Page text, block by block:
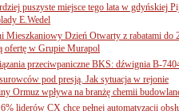
puszyste miejsce tego lata w gdyńskiej
E.Wedel
Mieszkaniowy Dzień Otwarty z rabatami do
ofertę w Grupie Murapol
przeciwpaniczne BKS: dźwignia B-
pod presją. Jak sytuacja w rejonie
Ormuz wpływa na branżę chemii
liderów CX chce pełnej automatyzacji